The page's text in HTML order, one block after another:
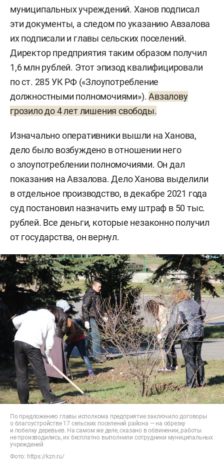
муниципальных учреждений. Ханов подписал
эти документы, а следом по указанию Авзалова
их подписали и главы сельских поселений.
Директор предприятия таким образом получил
1,6 млн рублей. Этот эпизод квалифицировали
по ст. 285 УК РФ («Злоупотребление
должностными полномочиями»).Авзалову
грозило до 4 лет лишения свободы.
Изначально оперативники вышли на Ханова,
дело было возбуждено в отношении него
о злоупотреблении полномочиями. Он дал
показания на Авзалова. Дело Ханова выделили
в отдельное производство, в декабре 2021 года
суд постановил назначить ему штраф в 50 тыс.
рублей. Все деньги, которые незаконно получил
от государства, он вернул.
По предложению главы исполкома предприятие заключило договоры
о благоустройстве 17 сельских поселений района — на обрезку
и побелку деревьев. На самом же деле, сказано в обвинении, работы
не производились, их бесплатно выполнили сотрудники муниципальных
учреждений
Фото: https://kzn.ru/